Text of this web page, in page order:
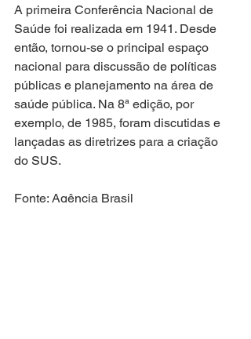
A primeira Conferência Nacional de
Saúde foi realizada em 1941. Desde
então, tornou-se o principal espaço
nacional para discussão de políticas
públicas e planejamento na área de
saúde pública. Na 8ª edição, por
exemplo, de 1985, foram discutidas e
lançadas as diretrizes para a criação
do SUS.
Fonte: Agência Brasil